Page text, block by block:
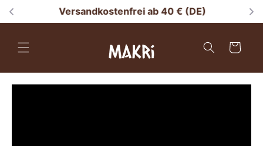
Versandkostenfrei ab 40 € (DE)
Direkt zum
Inhalt
Warenkorb